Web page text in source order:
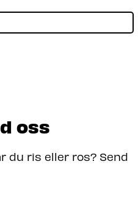
oss
du ris eller ros? Send